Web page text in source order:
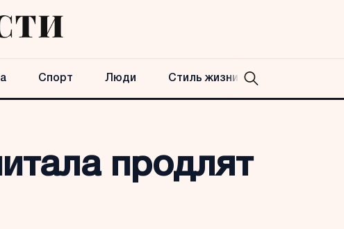
Спорт Люди Стиль жизни
продлят